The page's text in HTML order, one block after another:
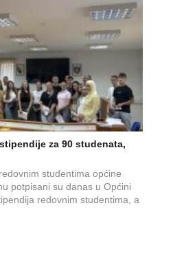
za 90 studenata,
studentima općine
potpisani su danas u Općini
redovnim studentima, a